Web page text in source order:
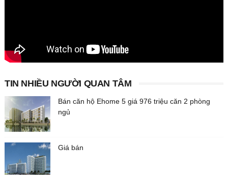
TIN NHIỀU NGƯỜI QUAN TÂM
Bán căn hộ Ehome 5 giá 976 triệu căn 2 phòng
ngủ
Giá bán